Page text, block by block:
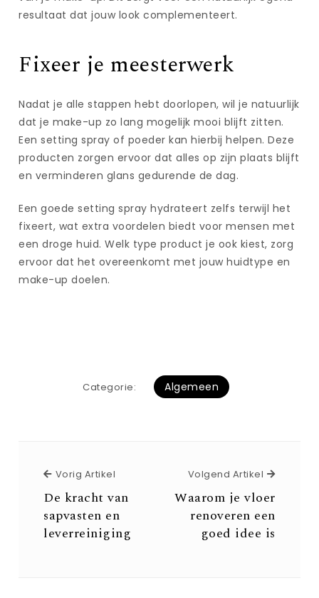
resultaat dat jouw look complementeert.
Fixeer je meesterwerk
Nadat je alle stappen hebt doorlopen, wil je natuurlijk
dat je make-up zo lang mogelijk mooi blijft zitten.
Een setting spray of poeder kan hierbij helpen. Deze
producten zorgen ervoor dat alles op zijn plaats blijft
en verminderen glans gedurende de dag.
Een goede setting spray hydrateert zelfs terwijl het
fixeert, wat extra voordelen biedt voor mensen met
een droge huid. Welk type product je ook kiest, zorg
ervoor dat het overeenkomt met jouw huidtype en
make-up doelen.
Categorie: Algemeen
Vorig Artikel
De kracht van
sapvasten en
leverreiniging
Volgend Artikel Volgend
Waarom je vloer
renoveren een
goed idee is